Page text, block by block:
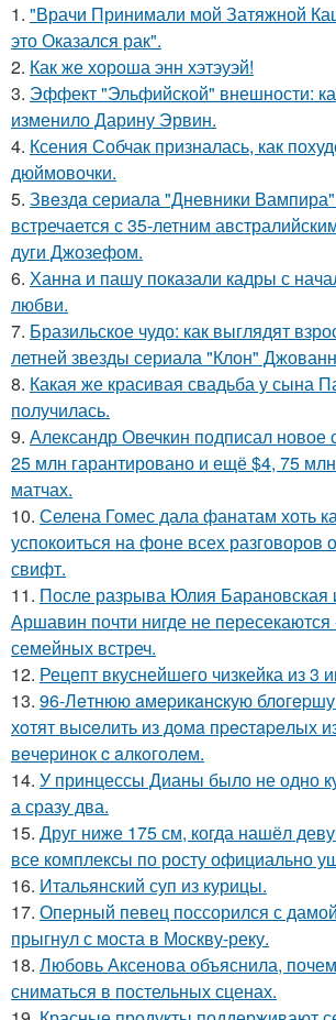
1. "Врачи Принимали мой Затяжной
это Оказался рак".
2. Как же хороша энн хэтэуэй!
3. Эффект "Эльфийской" внешности:
изменило Дарину Эрвин.
4. Ксения Собчак призналась, как
дюймовочки.
5. Звeздa сериала "Дневники
встречается с 35-летним
дуги Джозефом.
6. Ханна и пашу показали кадры с
любви.
7. Бразильское чудо: как выглядят
летней звезды сериала "Клон"
8. Какая же красивая свадьба у сына
получилась.
9. Александр Овечкин подписал новое
25 млн гарантировано и ещё $4, 75
матчах.
10. Селена Гомес дала фанатам хоть
успокоиться на фоне всех разговоров
свифт.
11. После разрыва Юлия Барановская
Аршавин почти нигде не
семейных встреч.
12. Рецепт вкуснейшего чизкейка из 3
13. 96-Лeтнюю aмepикaнcкую
хoтят выceлить из дoмa пpecтapeлых
вeчepинoк c aлкoгoлeм.
14. У принцессы Дианы было не одно
а сразу два.
15. Друг ниже 175 см, когда нашёл
все комплексы по росту официально
16. Итальянский суп из курицы.
17. Оперный певец поссорился с
прыгнул с моста в Москву-реку.
18. Любовь Аксенова объяснила,
сниматься в постельных сценах.